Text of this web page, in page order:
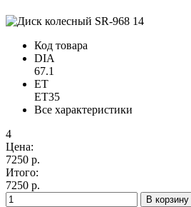
Код товара
DIA
67.1
ET
ET35
Все характеристики
4
Цена:
7250 р.
Итого:
7250 р.
В корзину